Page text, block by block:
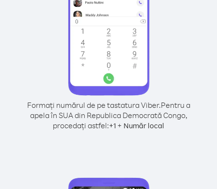
Formați numărul de pe tastatura Viber.Pentru a
apela în SUA din Republica Democrată Congo,
procedați astfel:+1 + Număr local